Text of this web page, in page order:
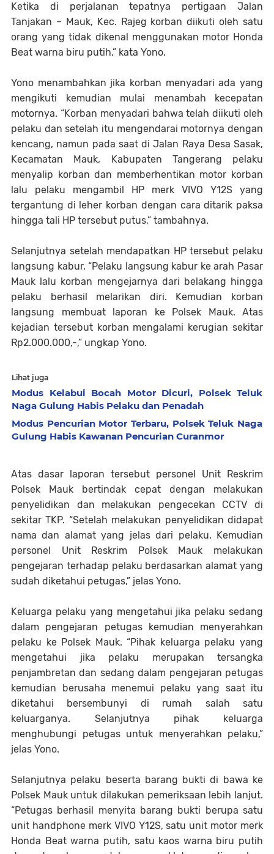
Ketika di perjalanan tepatnya pertigaan Jalan
Tanjakan – Mauk, Kec. Rajeg korban diikuti oleh satu
orang yang tidak dikenal menggunakan motor Honda
Beat warna biru putih,” kata Yono.
Yono menambahkan jika korban menyadari ada yang
mengikuti kemudian mulai menambah kecepatan
motornya. “Korban menyadari bahwa telah diikuti oleh
pelaku dan setelah itu mengendarai motornya dengan
kencang, namun pada saat di Jalan Raya Desa Sasak,
Kecamatan Mauk, Kabupaten Tangerang pelaku
menyalip korban dan memberhentikan motor korban
lalu pelaku mengambil HP merk VIVO Y12S yang
tergantung di leher korban dengan cara ditarik paksa
hingga tali HP tersebut putus,” tambahnya.
Selanjutnya setelah mendapatkan HP tersebut pelaku
langsung kabur. “Pelaku langsung kabur ke arah Pasar
Mauk lalu korban mengejarnya dari belakang hingga
pelaku berhasil melarikan diri. Kemudian korban
langsung membuat laporan ke Polsek Mauk. Atas
kejadian tersebut korban mengalami kerugian sekitar
Rp2.000.000,-,” ungkap Yono.
Lihat juga
Modus Kelabui Bocah Motor Dicuri, Polsek Teluk
Naga Gulung Habis Pelaku dan Penadah
Modus Pencurian Motor Terbaru, Polsek Teluk Naga
Gulung Habis Kawanan Pencurian Curanmor
Atas dasar laporan tersebut personel Unit Reskrim
Polsek Mauk bertindak cepat dengan melakukan
penyelidikan dan melakukan pengecekan CCTV di
sekitar TKP. “Setelah melakukan penyelidikan didapat
nama dan alamat yang jelas dari pelaku. Kemudian
personel Unit Reskrim Polsek Mauk melakukan
pengejaran terhadap pelaku berdasarkan alamat yang
sudah diketahui petugas,” jelas Yono.
Keluarga pelaku yang mengetahui jika pelaku sedang
dalam pengejaran petugas kemudian menyerahkan
pelaku ke Polsek Mauk. “Pihak keluarga pelaku yang
mengetahui jika pelaku merupakan tersangka
penjambretan dan sedang dalam pengejaran petugas
kemudian berusaha menemui pelaku yang saat itu
diketahui bersembunyi di rumah salah satu
keluarganya. Selanjutnya pihak keluarga
menghubungi petugas untuk menyerahkan pelaku,”
jelas Yono.
Selanjutnya pelaku beserta barang bukti di bawa ke
Polsek Mauk untuk dilakukan pemeriksaan lebih lanjut.
“Petugas berhasil menyita barang bukti berupa satu
unit handphone merk VIVO Y12S, satu unit motor merk
Honda Beat warna putih, satu kaos warna biru putih